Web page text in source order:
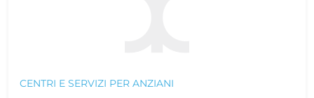
CENTRI E SERVIZI PER ANZIANI